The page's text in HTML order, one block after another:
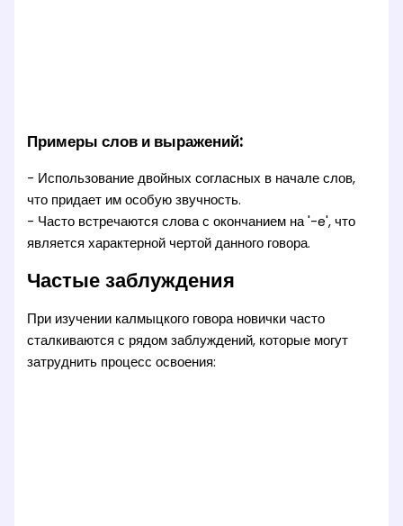
Примеры слов и выражений:
- Использование двойных согласных в начале слов,
что придает им особую звучность.
- Часто встречаются слова с окончанием на '-e', что
является характерной чертой данного говора.
Частые заблуждения
При изучении калмыцкого говора новички часто
сталкиваются с рядом заблуждений, которые могут
затруднить процесс освоения: